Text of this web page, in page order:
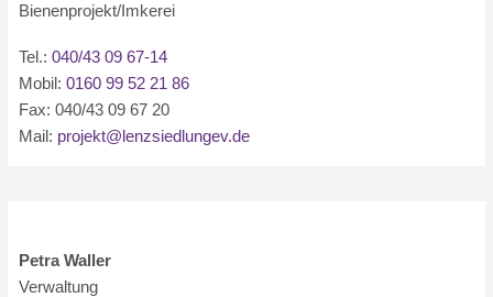
Bienenprojekt/Imkerei
Tel.:040/43 09 67-14
Mobil:0160 99 52 21 86
Fax: 040/43 09 67 20
Mail: projekt@lenzsiedlungev.de
Petra Waller
Verwaltung